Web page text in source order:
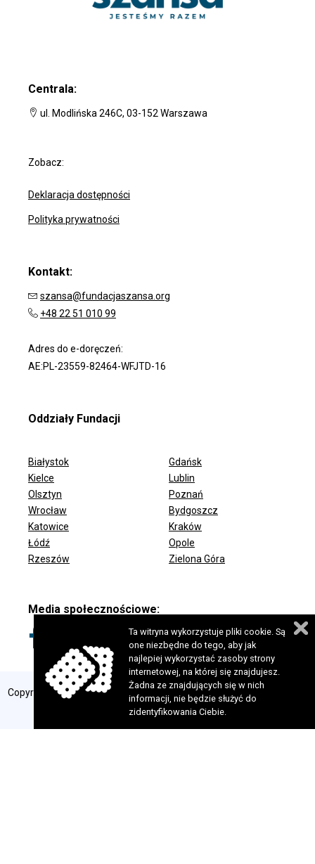
Centrala:
ul. Modlińska 246C, 03-152 Warszawa
Zobacz:
Deklaracja dostępności
Polityka prywatności
Kontakt:
szansa@fundacjaszansa.org
+48 22 51 010 99
Adres do e-doręczeń:
AE:PL-23559-82464-WFJTD-16
Oddziały Fundacji
ODDZIAŁY FUNDACJI
Białystok
Gdańsk
Kielce
Lublin
Olsztyn
Poznań
Wrocław
Bydgoszcz
Katowice
Kraków
Łódź
Opole
Rzeszów
Zielona Góra
Media społecznościowe:
Copyright 2024 © Fundacja Szansa dla Niewidomych. Wszelkie prawa
zastrzeżone. Realizacja:
perfekcyjneStrony.pl
Ta witryna wykorzystuje pliki cookie. Są
one niezbędne do tego, aby jak
najlepiej wykorzystać zasoby strony
internetowej, na której się znajdujesz.
Żadna ze znajdujących się w nich
informacji, nie będzie służyć do
zidentyfikowania Ciebie.